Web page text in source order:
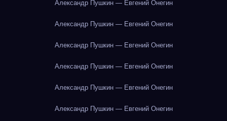
Александр Пушкин — Евгений Онегин
Александр Пушкин — Евгений Онегин
Александр Пушкин — Евгений Онегин
Александр Пушкин — Евгений Онегин
Александр Пушкин — Евгений Онегин
Александр Пушкин — Евгений Онегин